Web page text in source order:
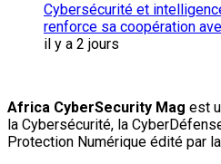
Cybersécurité et
renforce sa coopération
il y a 2 jours
Africa CyberSecurity Mag est
la Cybersécurité, la
Protection Numérique édité par